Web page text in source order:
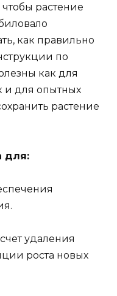
растение
как правильно
по
как для
и для опытных
растение
для:
удаления
роста новых